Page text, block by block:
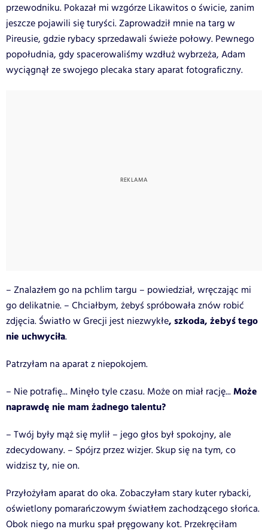
przewodniku. Pokazał mi wzgórze Likawitos o świcie, zanim
jeszcze pojawili się turyści. Zaprowadził mnie na targ w
Pireusie, gdzie rybacy sprzedawali świeże połowy. Pewnego
popołudnia, gdy spacerowaliśmy wzdłuż wybrzeża, Adam
wyciągnął ze swojego plecaka stary aparat fotograficzny.
– Znalazłem go na pchlim targu – powiedział, wręczając mi
go delikatnie. – Chciałbym, żebyś spróbowała znów robić
zdjęcia. Światło w Grecji jest niezwykłe, szkoda, żebyś tego
nie uchwyciła.
Patrzyłam na aparat z niepokojem.
– Nie potrafię... Minęło tyle czasu. Może on miał rację...Może
naprawdę nie mam żadnego talentu?
– Twój były mąż się mylił – jego głos był spokojny, ale
zdecydowany. – Spójrz przez wizjer. Skup się na tym, co
widzisz ty, nie on.
Przyłożyłam aparat do oka. Zobaczyłam stary kuter rybacki,
oświetlony pomarańczowym światłem zachodzącego słońca.
Obok niego na murku spał pręgowany kot. Przekręciłam